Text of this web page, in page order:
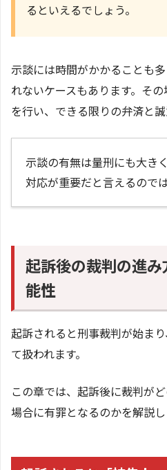
るといえるでしょう。
示談には時間がかかることも
れないケースもあります。そ
を行い、できる限りの弁済と
示談の有無は量刑にも大き
対応が重要だと言えるので
起訴後の裁判の進
能性
起訴されると刑事裁判が始ま
て扱われます。
この章では、起訴後に裁判が
場合に有罪となるのかを解説し